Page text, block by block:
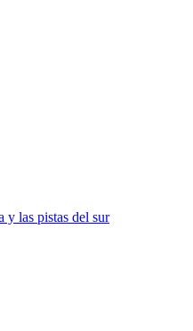
y las pistas del sur